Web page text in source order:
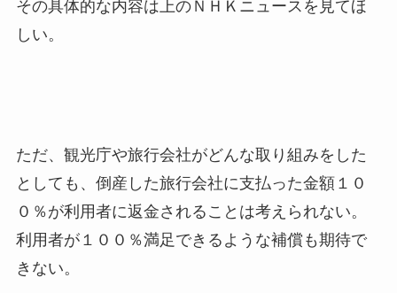
その具体的な内容は上のＮＨＫニュースを見てほ
しい。
ただ、観光庁や旅行会社がどんな取り組みをした
としても、倒産した旅行会社に支払った金額１０
０％が利用者に返金されることは考えられない。
利用者が１００％満足できるような補償も期待で
きない。